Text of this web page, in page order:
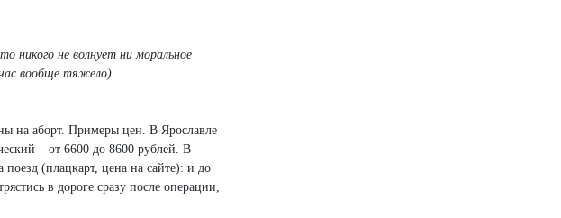
никого не волнует ни моральное
вообще тяжело)…
на аборт. Примеры цен. В Ярославле
– от 6600 до 8600 рублей. В
(плацкарт, цена на сайте): и до
в дороге сразу после операции,